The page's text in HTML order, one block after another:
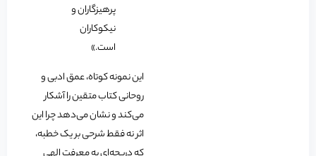
پرهیزگاران و
نیکوکاران
است.»
این نمونه کوتاه، عمق ادبی و
روحانی کتاب متقین را آشکار
می‌کند و نشان می‌دهد چرا این
اثر نه فقط شرحی بر یک خطبه،